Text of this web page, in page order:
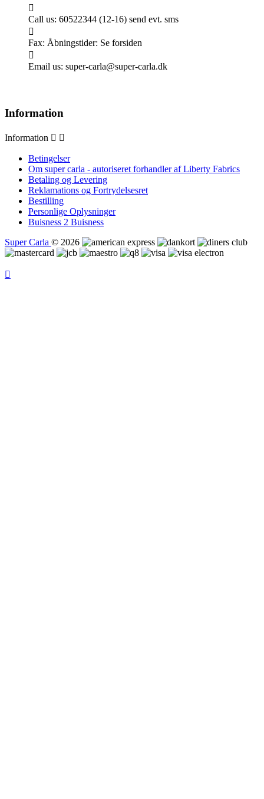

Call us: 60522344 (12-16) send evt. sms

Fax: Åbningstider: Se forsiden

Email us: super-carla@super-carla.dk
Information
Information  
Betingelser
Om super carla - autoriseret forhandler af Liberty Fabrics
Betaling og Levering
Reklamations og Fortrydelsesret
Bestilling
Personlige Oplysninger
Buisness 2 Buisness
Super Carla © 2026
